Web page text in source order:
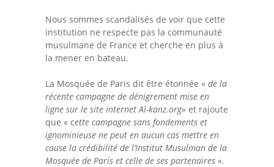
Nous sommes scandalisés de voir que cette
institution ne respecte pas la communauté
musulmane de France et cherche en plus à
la mener en bateau.
La Mosquée de Paris dit être étonnée « de la
récente campagne de dénigrement mise en
ligne sur le site internet Al-kanz.org» et rajoute
que « cette campagne sans fondements et
ignominieuse ne peut en aucun cas mettre en
cause la crédibilité de l’Institut Musulman de la
Mosquée de Paris et celle de ses partenaires ».